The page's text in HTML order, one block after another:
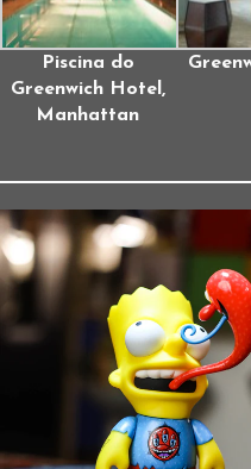
Piscina do
Greenwich Hotel,
Manhattan